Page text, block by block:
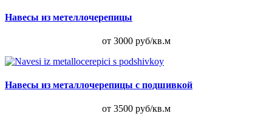
Навесы из метеллочерепицы
от 3000 руб/кв.м
Навесы из металлочерепицы с подшивкой
от 3500 руб/кв.м